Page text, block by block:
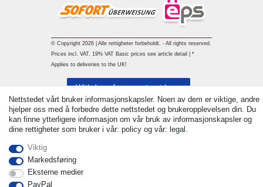
© Copyright 2026 | Alle rettigheter forbeholdt. - All rights reserved.
Prices incl. VAT. 19% VAT Basic prices see article detail | *
Applies to deliveries to the UK!
Nettstedet vårt bruker informasjonskapsler. Noen av dem er viktige, andre
hjelper oss med å forbedre dette nettstedet og brukeropplevelsen din. Du
kan finne ytterligere informasjon om vår bruk av informasjonskapsler og
dine rettigheter som bruker i vår: policy og vår: legal.
Viktig
Markedsføring
Eksterne medier
PayPal
Withdraw from contract here
Ta kontakt med